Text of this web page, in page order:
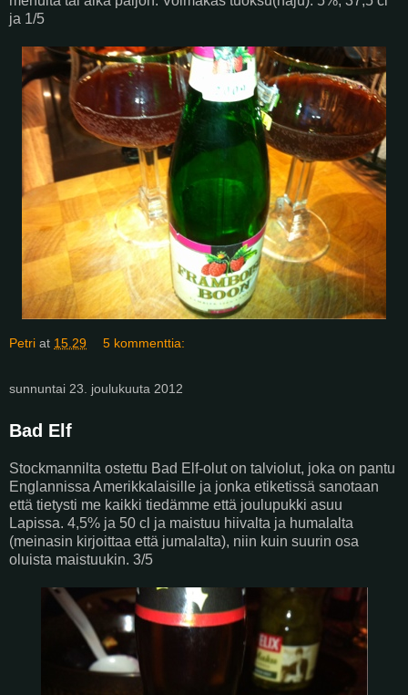
ja 1/5
Petri at 15.29 5 kommenttia:
sunnuntai 23. joulukuuta 2012
Bad Elf
Stockmannilta ostettu Bad Elf-olut on talviolut, joka on pantu
Englannissa Amerikkalaisille ja jonka etiketissä sanotaan
että tietysti me kaikki tiedämme että joulupukki asuu
Lapissa. 4,5% ja 50 cl ja maistuu hiivalta ja humalalta
(meinasin kirjoittaa että jumalalta), niin kuin suurin osa
oluista maistuukin. 3/5